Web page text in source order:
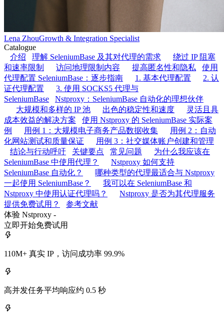
Lena ZhouGrowth & Integration Specialist
Catalogue
介绍
理解 SeleniumBase 及其对代理的需求
绕过 IP 阻塞
和速率限制
访问地理限制内容 提高匿名性和隐私
使用
代理配置 SeleniumBase：逐步指南
1. 基本代理配置
2. 认
证代理配置
3. 使用 SOCKS5 代理与
SeleniumBase
Nstproxy：SeleniumBase 自动化的理想伙伴
大规模和多样的 IP 池
出色的稳定性和速度
灵活且具
成本效益的解决方案
使用 Nstproxy 的 SeleniumBase 实际案
例
用例 1：大规模电子商务产品数据收集
用例 2：自动
化网站测试和质量保证
用例 3：社交媒体账户创建和管理
结论与行动呼吁
关键要点 常见问题
为什么我应该在
SeleniumBase 中使用代理？
Nstproxy 如何支持
SeleniumBase 自动化？
哪种类型的代理最适合与 Nstproxy
一起使用 SeleniumBase？
我可以在 SeleniumBase 和
Nstproxy 中使用认证代理吗？
Nstproxy 是否为其代理服务
提供免费试用？
参考文献
体验 Nstproxy -
立即开始免费试用
110M+ 真实 IP，访问成功率 99.9%
高并发任务平均响应约 0.5 秒